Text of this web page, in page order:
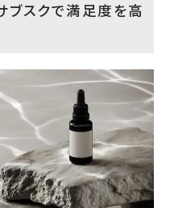
ブスクで満足度を高